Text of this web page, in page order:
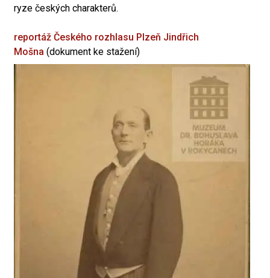
ryze českých charakterů.
reportáž Českého rozhlasu Plzeň Jindřich
Mošna (dokument ke stažení)